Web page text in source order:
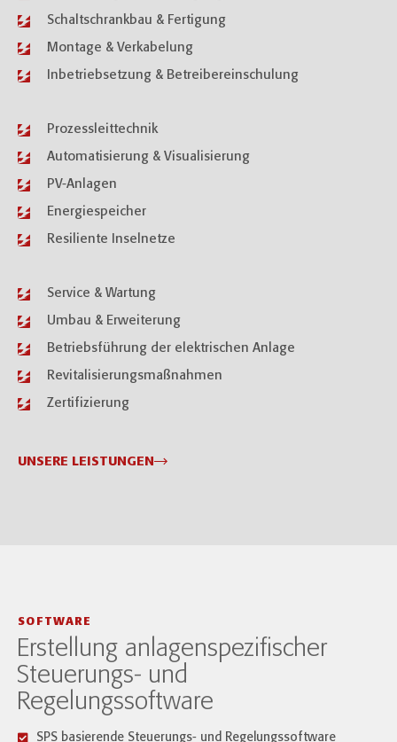
Schaltschrankbau & Fertigung
Montage & Verkabelung
Inbetriebsetzung & Betreibereinschulung
Prozessleittechnik
Automatisierung & Visualisierung
PV-Anlagen
Energiespeicher
Resiliente Inselnetze
Service & Wartung
Umbau & Erweiterung
Betriebsführung der elektrischen Anlage
Revitalisierungsmaßnahmen
Zertifizierung
UNSERE LEISTUNGEN
SOFTWARE
Erstellung anlagenspezifischer
Steuerungs- und
Regelungssoftware
SPS basierende Steuerungs- und Regelungssoftware